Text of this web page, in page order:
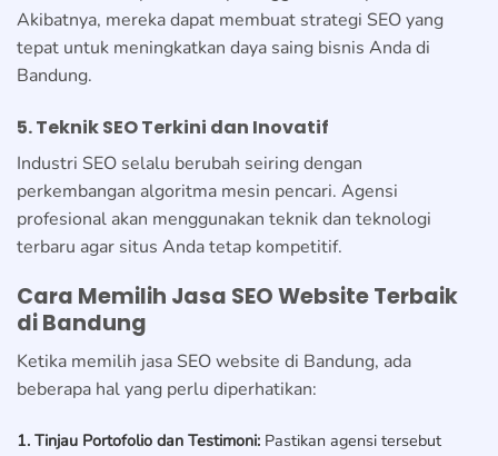
Akibatnya, mereka dapat membuat strategi SEO yang
tepat untuk meningkatkan daya saing bisnis Anda di
Bandung.
5. Teknik SEO Terkini dan Inovatif
Industri SEO selalu berubah seiring dengan
perkembangan algoritma mesin pencari. Agensi
profesional akan menggunakan teknik dan teknologi
terbaru agar situs Anda tetap kompetitif.
Cara Memilih Jasa SEO Website Terbaik
di Bandung
Ketika memilih jasa SEO website di Bandung, ada
beberapa hal yang perlu diperhatikan:
1. Tinjau Portofolio dan Testimoni: Pastikan agensi tersebut